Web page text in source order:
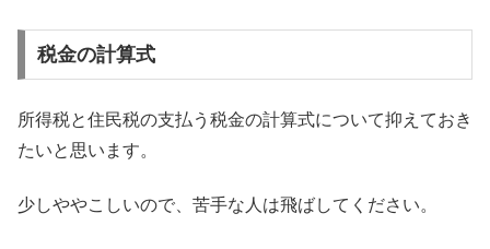
税金の計算式
所得税と住民税の支払う税金の計算式について抑えておき
たいと思います。
少しややこしいので、苦手な人は飛ばしてください。